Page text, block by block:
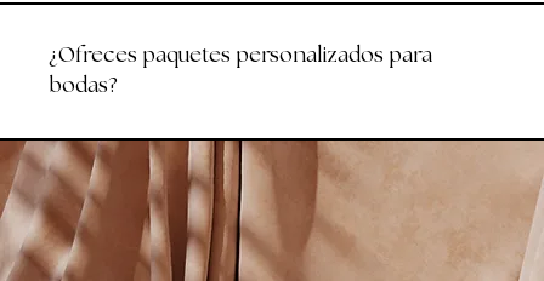
¿Ofreces paquetes personalizados para
bodas?